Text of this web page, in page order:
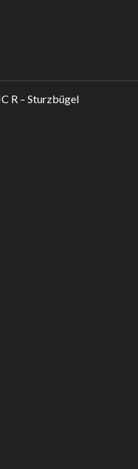
R – Sturzbügel